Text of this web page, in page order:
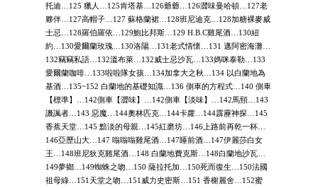
托迪…125 獵人…125肯塔基…126爺爺…126澀味曼哈頓…127老
夥伴…127高帽子…127 蘇格蘭裙…128班尼迪克…128加糖裸麥威
士忌…128羅伯羅依…129鮑比邦斯…129 H.B.C雞尾酒…130紐
約…130愛爾蘭玫瑰…130洛陽…131老式情懷…131 邁阿密海灘…
132竊竊私語…132溫布萊…132威士忌沙瓦…133媽咪泰勒…133
愛爾蘭咖啡…133啦啦隊女孩…134加拿大之秋…134 以白蘭地為
基酒…135~152 白蘭地的基礎知識…136 側車的方程式…140 側車
【標準】…142側車【澀味】…142側車【淡味】…142馬頸…143
譏諷者…143 惡魔…144奧林匹克…144卡蘿…144霹靂神探…145
香蕉天堂…145 黯淡的母親…145紅磨坊…146上路前再乾一杯…
146亞歷山大…147 嗡嗡嗡雞尾酒…147睡前酒…147伊麗莎白女
王…148班尼狄克雞尾酒…148 白蘭地費克斯…148白蘭地沙瓦…
149夢鄉…149蜘蛛之吻…150 薩拉托加…150死而復生…150法國
祖母綠…151天堂之吻…151威力史密斯…151 香榭麗舍…152蜜